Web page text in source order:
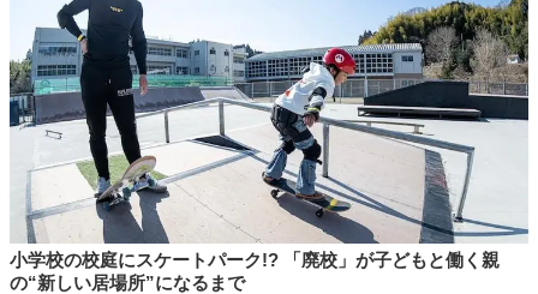
小学校の校庭にスケートパーク!? 「廃校」が子どもと働く親
の“新しい居場所”になるまで